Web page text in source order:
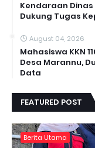
Kendaraan
Dukung Tugas
August 04, 2026
Mahasiswa KKN
Desa Marannu,
Data
FEATURED POST
Berita Utama